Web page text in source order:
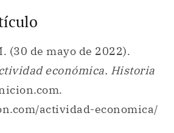
(30 de mayo de 2022).
económica. Historia
actividad-economica/